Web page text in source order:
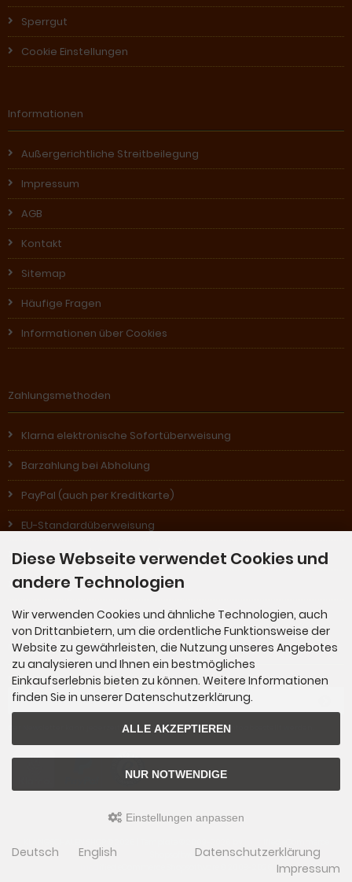
Sperrgut
Cookie Einstellungen
Informationen
Außergerichtliche Streitbeilegung
Impressum
AGB
Kontakt
Sitemap
Häufige Fragen
Informationen über Cookies
Zahlungsmethoden
Klarna elektronische Sofortüberweisung
Barzahlung bei Abholung
PayPal (auch per Kreditkarte)
EU-Standardüberweisung
Nachnahme (in Österreich)
Rechnung (für Stammkunden)
Newsletter-Anmeldung
E-Mail-Adresse:
Der Newsletter kann jederzeit hier oder in Ihrem Kundenkonto abbestellt werden.
Shopsoftware
Diese Webseite verwendet Cookies und
andere Technologien
Wir verwenden Cookies und ähnliche Technologien, auch
von Drittanbietern, um die ordentliche Funktionsweise der
Website zu gewährleisten, die Nutzung unseres Angebotes
zu analysieren und Ihnen ein bestmögliches
Einkaufserlebnis bieten zu können. Weitere Informationen
finden Sie in unserer Datenschutzerklärung.
ALLE AKZEPTIEREN
NUR NOTWENDIGE
Einstellungen anpassen
Deutsch English
Datenschutzerklärung
Impressum